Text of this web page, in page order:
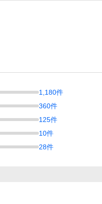
1,180件
360件
125件
10件
28件